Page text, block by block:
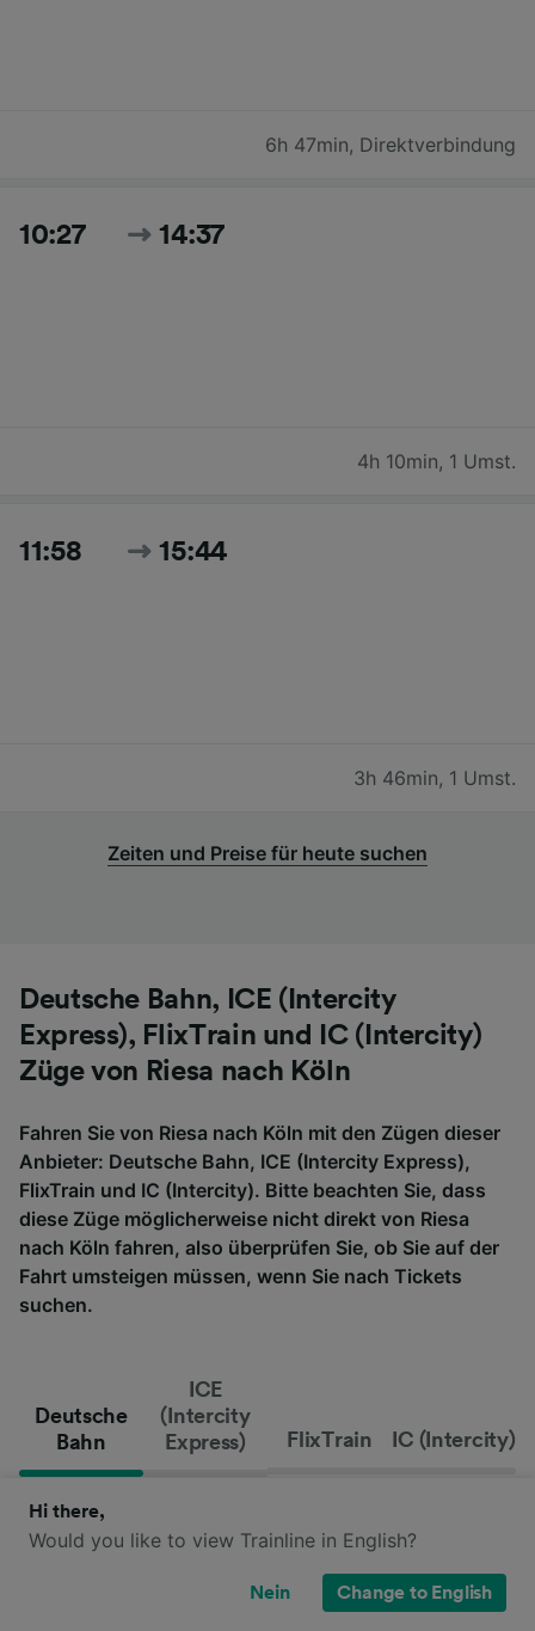
6h 47min, Direktverbindung
10:27 14:37
4h 10min, 1 Umst.
11:58 15:44
3h 46min, 1 Umst.
Zeiten und Preise für heute suchen
Deutsche Bahn, ICE (Intercity
Express), FlixTrain und IC (Intercity)
Züge von Riesa nach Köln
Fahren Sie von Riesa nach Köln mit den Zügen dieser
Anbieter: Deutsche Bahn, ICE (Intercity Express),
FlixTrain und IC (Intercity). Bitte beachten Sie, dass
diese Züge möglicherweise nicht direkt von Riesa
nach Köln fahren, also überprüfen Sie, ob Sie auf der
Fahrt umsteigen müssen, wenn Sie nach Tickets
suchen.
Deutsche
Bahn
ICE
(Intercity
Express)
FlixTrain IC (Intercity)
Hi there,
Would you like to view Trainline in English?
Nein Change to English